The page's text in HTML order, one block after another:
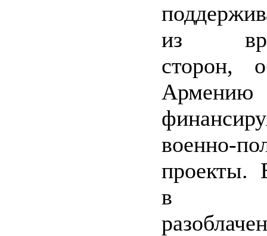
из
сторон,
военно-
проекты.
в